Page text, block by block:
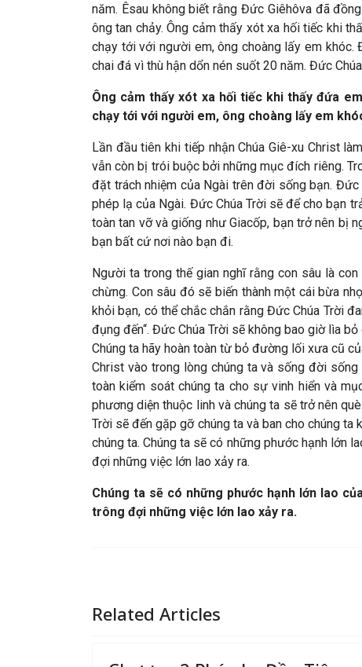
năm. Êsau không biết rằng Đức Giêhôva đã
ông tan chảy. Ông cảm thấy xót xa hối tiếc khi
chạy tới với người em, ông choàng lấy em
chai đá vì thù hận dổn nén suốt 20 năm. Đức
Ông cảm thấy xót xa hối tiếc khi thấy đứa
chạy tới với người em, ông choàng lấy em
Lần đầu tiên khi tiếp nhận Chúa Giê-xu Christ
vẫn còn bị trói buộc bởi những mục đích riêng.
đặt trách nhiệm của Ngài trên đời sống bạn.
phép lạ của Ngài. Đức Chúa Trời sẽ để cho bạn
toàn tan vỡ và giống như Giacốp, bạn trở nên bị
bạn bất cứ nơi nào bạn đi.
Người ta trong thế gian nghĩ rằng con sâu là
chừng. Con sâu đó sẽ biến thành một cái bừa
khỏi bạn, có thể chắc chắn rằng Đức Chúa Trời
đụng đến“. Đức Chúa Trời sẽ không bao giờ lìa bỏ
Chúng ta hãy hoàn toàn từ bỏ đường lối xưa cũ
Christ vào trong lòng chúng ta và sống đời
toàn kiểm soát chúng ta cho sự vinh hiển và
phương diện thuộc linh và chúng ta sẽ trở nên
Trời sẽ đến gặp gỡ chúng ta và ban cho chúng
chúng ta. Chúng ta sẽ có những phước hạnh lớn
đợi những việc lớn lao xảy ra.
Chúng ta sẽ có những phước hạnh lớn lao
trông đợi những việc lớn lao xảy ra.
Related Articles